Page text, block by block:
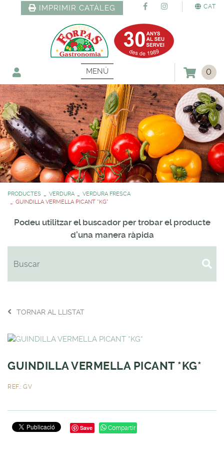
CAT
IMPRIMIR CATÀLEG
MENÚ 0
PRODUCTES VERDURA
VERDURA FRESCA
GUINDILLA VERMELLA PICANT *KG*
Podeu utilitzar el buscador per trobar el producte
d'una manera ràpida
TORNAR AL LLISTAT
GUINDILLA VERMELLA PICANT *KG*
REF.: GV
Save Compartir